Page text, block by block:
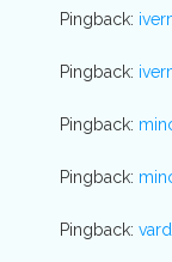
Pingback:
Pingback:
Pingback:
Pingback:
Pingback: